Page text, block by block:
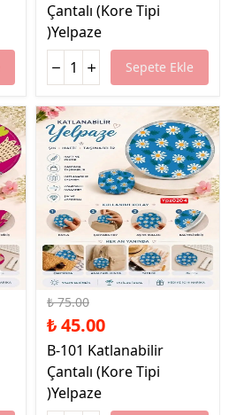
Çantalı (Kore Tipi
)Yelpaze
Sepete Ekle
%40 İndirim
₺ 75.00
₺ 45.00
B-101 Katlanabilir
Çantalı (Kore Tipi
)Yelpaze